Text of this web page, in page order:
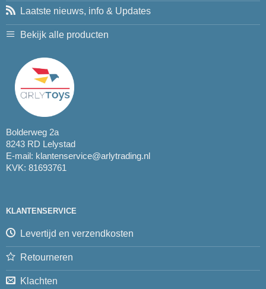
Laatste nieuws, info & Updates
Bekijk alle producten
Bolderweg 2a
8243 RD Lelystad
E-mail: klantenservice@arlytrading.nl
KVK: 81693761
KLANTENSERVICE
Levertijd en verzendkosten
Retourneren
Klachten